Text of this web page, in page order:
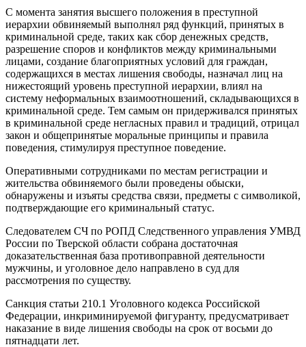
С момента занятия высшего положения в преступной
иерархии обвиняемый выполнял ряд функций, принятых в
криминальной среде, таких как сбор денежных средств,
разрешение споров и конфликтов между криминальными
лицами, создание благоприятных условий для граждан,
содержащихся в местах лишения свободы, назначал лиц на
нижестоящий уровень преступной иерархии, влиял на
систему неформальных взаимоотношений, складывающихся в
криминальной среде. Тем самым он придерживался принятых
в криминальной среде негласных правил и традиций, отрицал
закон и общепринятые моральные принципы и правила
поведения, стимулируя преступное поведение.
Оперативными сотрудниками по местам регистрации и
жительства обвиняемого были проведены обыски,
обнаружены и изъяты средства связи, предметы с символикой,
подтверждающие его криминальный статус.
Следователем СЧ по РОПД Следственного управления УМВД
России по Тверской области собрана достаточная
доказательственная база противоправной деятельности
мужчины, и уголовное дело направлено в суд для
рассмотрения по существу.
Санкция статьи 210.1 Уголовного кодекса Российской
Федерации, инкриминируемой фигуранту, предусматривает
наказание в виде лишения свободы на срок от восьми до
пятнадцати лет.